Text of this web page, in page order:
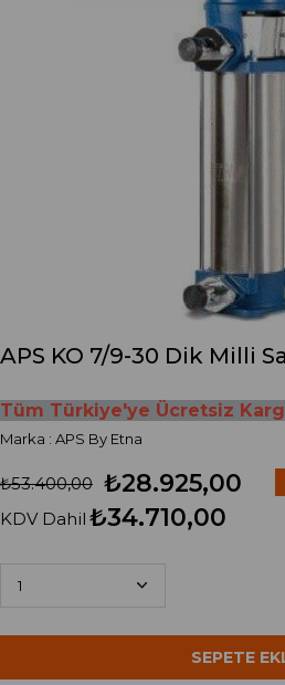
APS KO 7/9-30 Dik Milli
Tüm Türkiye'ye Ücretsiz
Marka : APS By Etna
₺53.400,00 ₺28.925,00
KDV Dahil ₺34.710,00